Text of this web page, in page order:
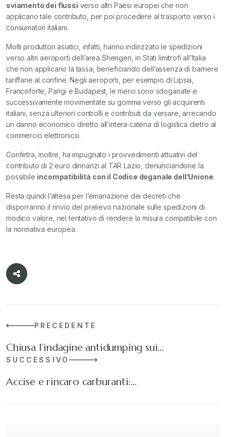
sviamento dei flussi verso altri Paesi europei che non
applicano tale contributo, per poi procedere al trasporto verso i
consumatori italiani.
Molti produttori asiatici, infatti, hanno indirizzato le spedizioni
verso altri aeroporti dell’area Shengen, in Stati limitrofi all’Italia
che non applicano la tassa, beneficiando dell’assenza di barriere
tariffarie al confine. Negli aeroporti, per esempio di Lipsia,
Francoforte, Parigi e Budapest, le merci sono sdoganate e
successivamente movimentate su gomma verso gli acquirenti
italiani, senza ulteriori controlli e contributi da versare, arrecando
un danno economico diretto all’intera catena di logistica dietro al
commercio elettronico.
Confetra, inoltre, ha impugnato i provvedimenti attuativi del
contributo di 2 euro dinnanzi al TAR Lazio, denunciandone la
possibile incompatibilità con il Codice doganale dell’Unione.
Resta quindi l’attesa per l’emanazione dei decreti che
disporranno il rinvio del prelievo nazionale sulle spedizioni di
modico valore, nel tentativo di rendere la misura compatibile con
la normativa europea.
PRECEDENTE
Chiusa l’indagine antidumping sui…
SUCCESSIVO
Accise e rincaro carburanti:…